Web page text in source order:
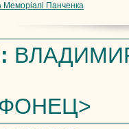
Меморіалі Панченка